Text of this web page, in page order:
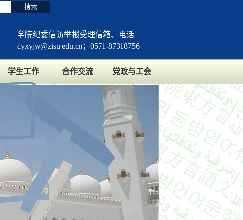
学院纪委信访举报受理信箱、电话
dyxyjw@zisu.edu.cn；0571-87318756
学生工作 合作交流 党政与工会